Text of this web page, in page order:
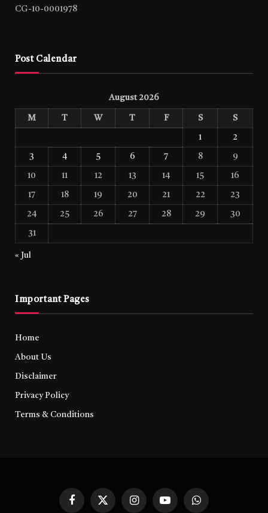
CG-10-0001978
Post Calendar
August 2026
M T W T F S S
1 2
3 4 5 6 7 8 9
10 11 12 13 14 15 16
17 18 19 20 21 22 23
24 25 26 27 28 29 30
31
« Jul
Important Pages
Home
About Us
Disclaimer
Privacy Policy
Terms & Conditions
FacebookX
InstagramYouTubeWhatsApp